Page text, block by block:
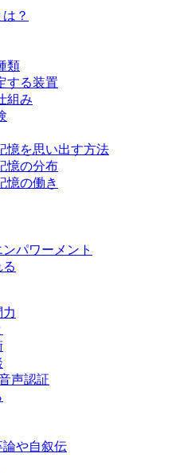
？
類
する装置
組み
憶を思い出す方法
憶の分布
憶の働き
パワーメント
力
声認証
論や自叙伝